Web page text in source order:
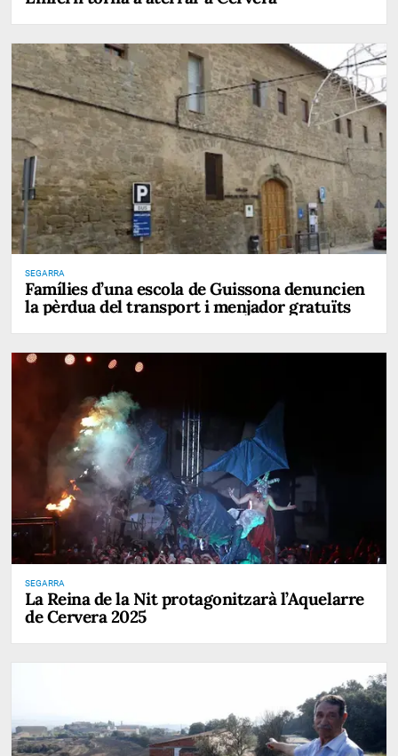
SEGARRA
Famílies d’una escola de Guissona denuncien
la pèrdua del transport i menjador gratuïts
SEGARRA
La Reina de la Nit protagonitzarà l’Aquelarre
de Cervera 2025